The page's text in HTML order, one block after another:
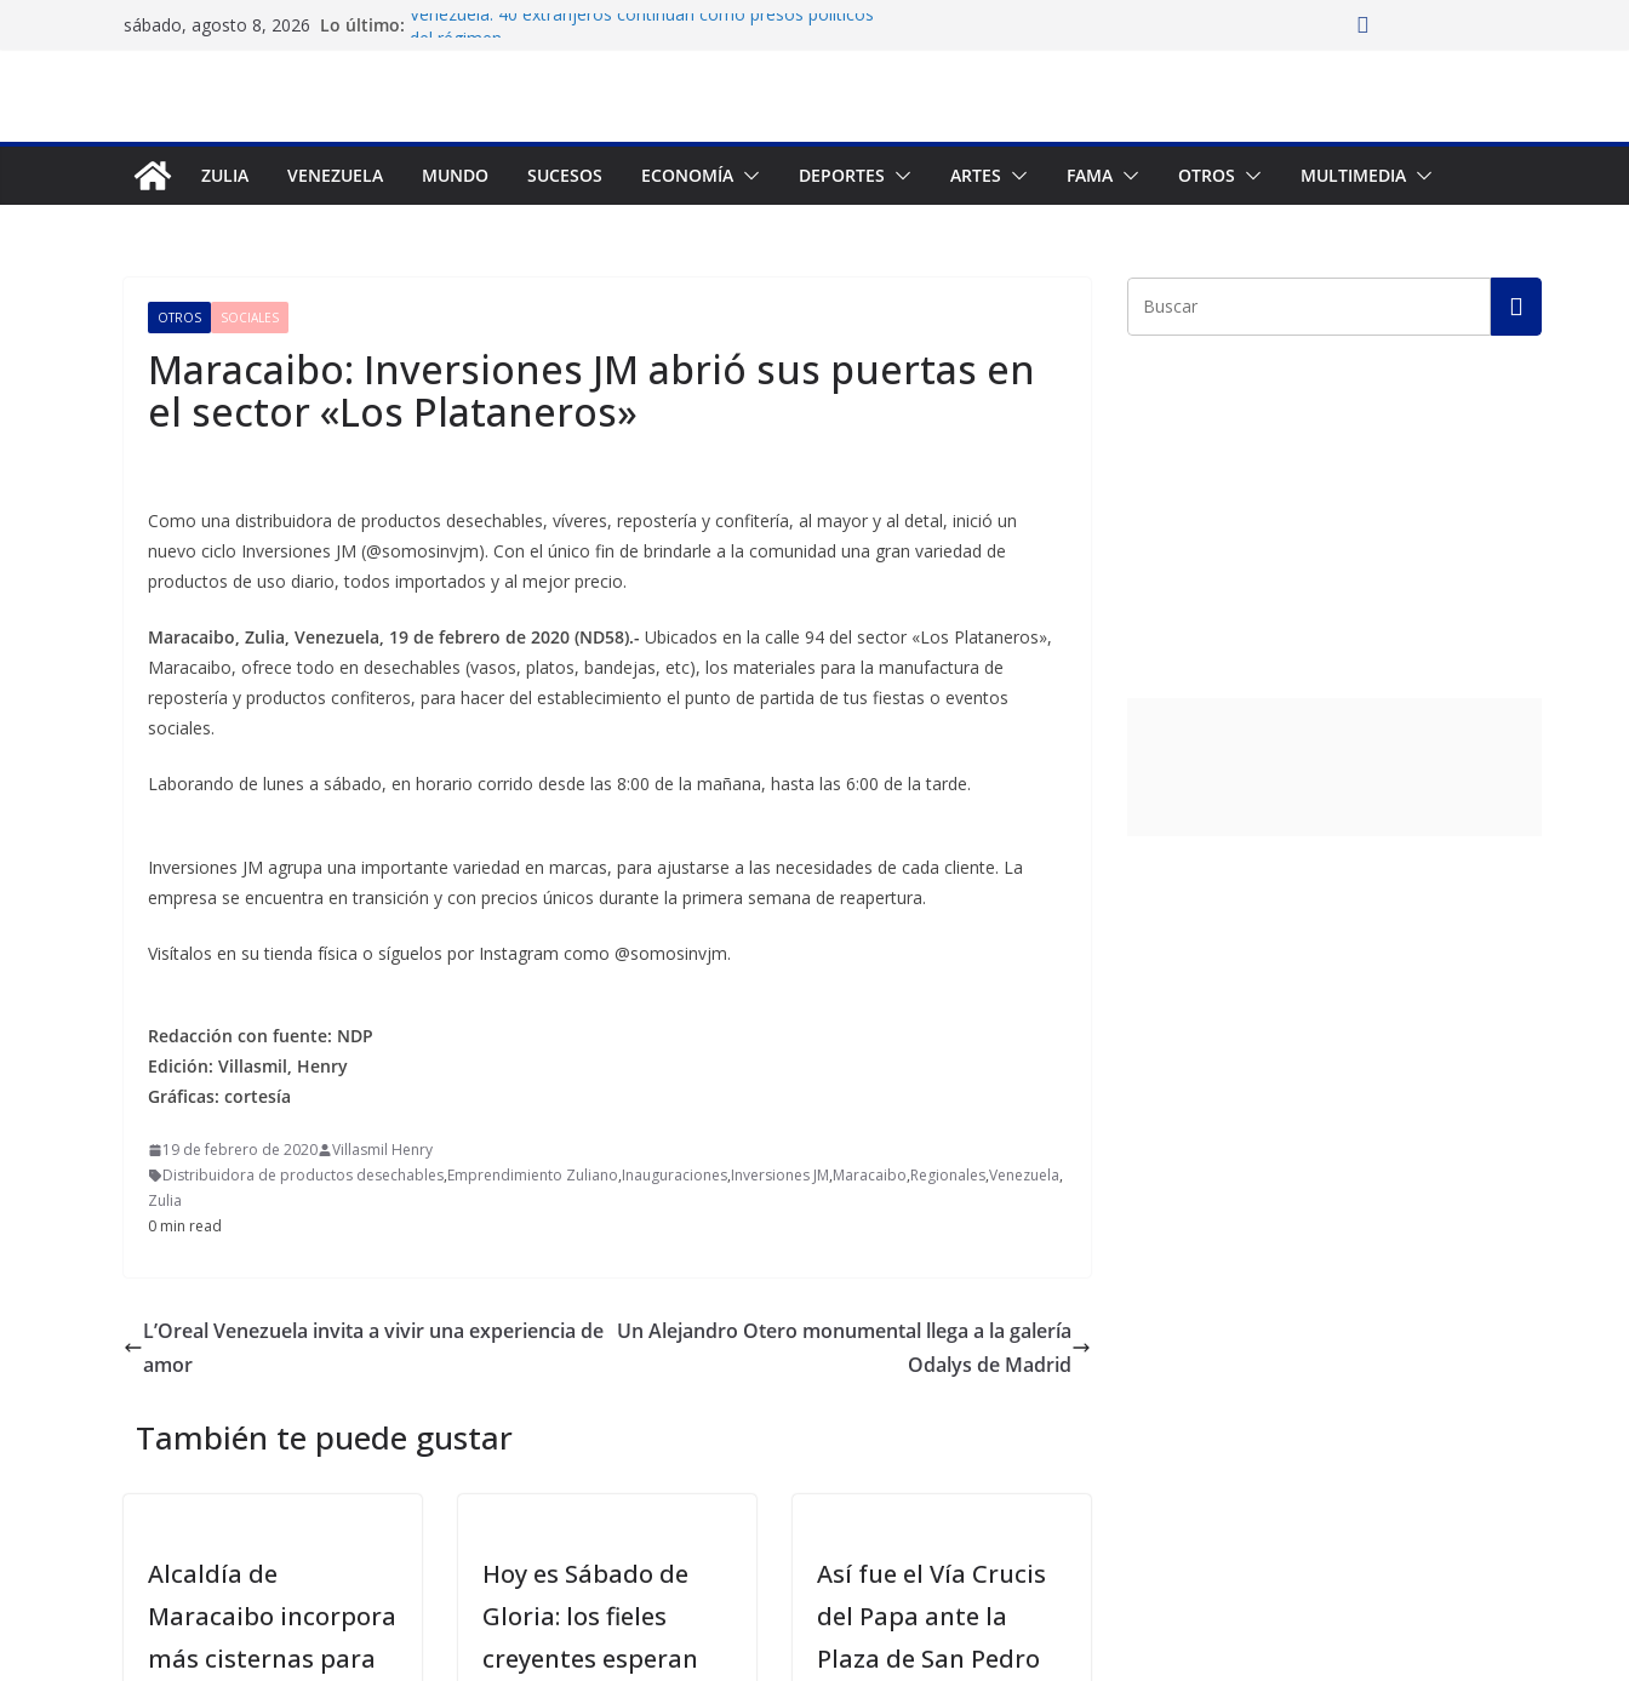
sábado, agosto 8, 2026 Lo último: Venezuela: 40 extranjeros continúan como presos políticos
Venezuela
Vente Venezuela exige justicia por muerte del preso político
ZULIA VENEZUELA MUNDO SUCESOS ECONOMÍA DEPORTES ARTES FAMA OTROS MULTIMEDIA
OTROS SOCIALES
Maracaibo: Inversiones JM abrió sus puertas en
el sector «Los Plataneros»
Como una distribuidora de productos desechables, víveres, repostería y confitería, al mayor y al detal, inició un
nuevo ciclo Inversiones JM (@somosinvjm). Con el único fin de brindarle a la comunidad una gran variedad de
productos de uso diario, todos importados y al mejor precio.
Maracaibo, Zulia, Venezuela, 19 de febrero de 2020 (ND58).- Ubicados en la calle 94 del sector «Los Plataneros»,
Maracaibo, ofrece todo en desechables (vasos, platos, bandejas, etc), los materiales para la manufactura de
repostería y productos confiteros, para hacer del establecimiento el punto de partida de tus fiestas o eventos
sociales.
Laborando de lunes a sábado, en horario corrido desde las 8:00 de la mañana, hasta las 6:00 de la tarde.
Inversiones JM agrupa una importante variedad en marcas, para ajustarse a las necesidades de cada cliente. La
empresa se encuentra en transición y con precios únicos durante la primera semana de reapertura.
Visítalos en su tienda física o síguelos por Instagram como @somosinvjm.
Redacción con fuente: NDP
Edición: Villasmil, Henry
Gráficas: cortesía
19 de febrero de 2020
Villasmil Henry
Distribuidora de productos desechables,Emprendimiento Zuliano,Inauguraciones,Inversiones JM,Maracaibo,Regionales,Venezuela,
Zulia
0 min read
L’Oreal Venezuela invita a vivir una experiencia de
amor
Un Alejandro Otero monumental llega a la galería
Odalys de Madrid
También te puede gustar
Alcaldía de
Maracaibo incorpora
más cisternas para
Hoy es Sábado de
Gloria: los fieles
creyentes esperan
Así fue el Vía Crucis
del Papa ante la
Plaza de San Pedro